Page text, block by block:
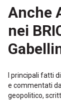
Anche
nei
I principali fatti
e commentati da
geopolitico,